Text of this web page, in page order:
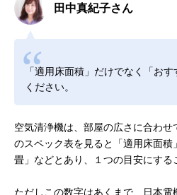
田中真紀子さん
「適用床面積」だけでなく「お
ください。
空気清浄機は、部屋の広さに合わ
のスペック表を見ると「適用床面
畳」などとあり、１つの目安にする
ただしこの数字はあくまで、日本